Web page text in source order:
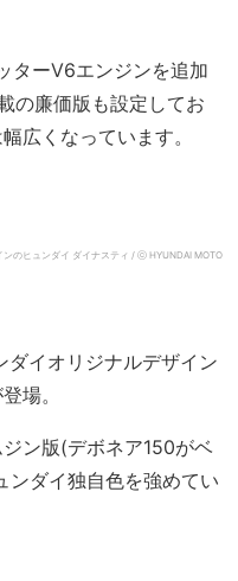
ターV6エンジンを追加
の廉価版も設定してお
広くなっています。
のヒュンダイ ダイナスティ / ⓒ HYUNDAI MOTO
イオリジナルデザイン
場。
ン版(デボネア150がベ
ンダイ独自色を強めてい